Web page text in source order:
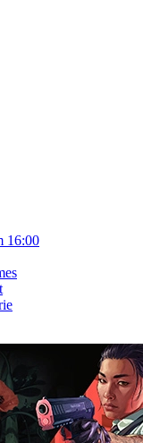
16:00